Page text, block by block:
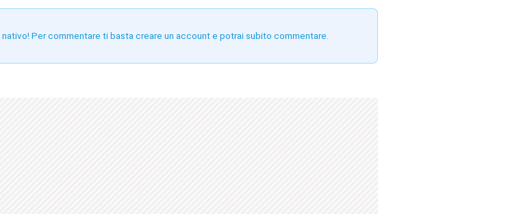
Per commentare ti basta creare un account e potrai subito commentare.